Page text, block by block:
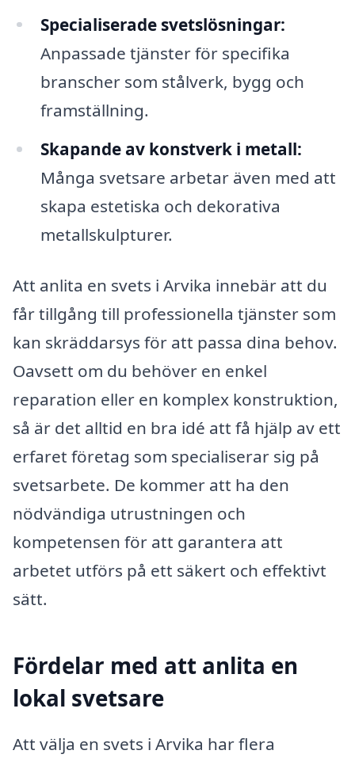
Specialiserade svetslösningar:
Anpassade tjänster för specifika
branscher som stålverk, bygg och
framställning.
Skapande av konstverk i metall:
Många svetsare arbetar även med att
skapa estetiska och dekorativa
metallskulpturer.
Att anlita en svets i Arvika innebär att du
får tillgång till professionella tjänster som
kan skräddarsys för att passa dina behov.
Oavsett om du behöver en enkel
reparation eller en komplex konstruktion,
så är det alltid en bra idé att få hjälp av ett
erfaret företag som specialiserar sig på
svetsarbete. De kommer att ha den
nödvändiga utrustningen och
kompetensen för att garantera att
arbetet utförs på ett säkert och effektivt
sätt.
Fördelar med att anlita en
lokal svetsare
Att välja en svets i Arvika har flera